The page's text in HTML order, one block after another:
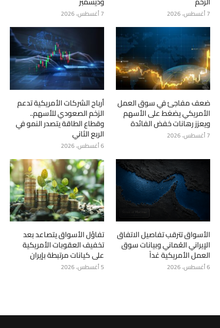
7 أغسطس، 2026 7 أغسطس، 2026
ضعف مفاجئ في سوق العمل
الأمريكي يضغط على الأسهم
ويعزز رهانات خفض الفائدة
7 أغسطس، 2026
أرباح الشركات الأمريكية تدعم
الزخم الصعودي للأسهم..
وقطاع الطاقة يتصدر النمو في
الربع الثاني
6 أغسطس، 2026
الأسواق تترقب تفاصيل الاتفاق
الإيراني العُماني وبيانات سوق
العمل الأمريكية غداً
6 أغسطس، 2026
تفاؤل الأسواق يتصاعد بعد
تخفيف العقوبات الأمريكية
على كيانات مرتبطة بإيران
5 أغسطس، 2026